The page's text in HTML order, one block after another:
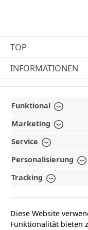
TOP
INFORMATIONEN
GESETZLICHE
ZAHLUNGS- UND
AUSGEZEICHNET
UNSERE
Funktional
Marketing
Service
Personalisierung
Tracking
Diese Website
Funktionalität bieten